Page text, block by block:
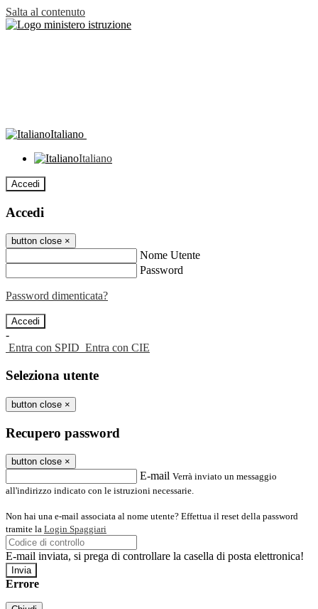
Salta al contenuto
Italiano
Italiano
Accedi
Accedi
button close ×
Nome Utente
Password
Password dimenticata?
-
Entra con SPID Entra con CIE
Seleziona utente
button close ×
Recupero password
button close ×
E-mail Verrà inviato un messaggio
all'indirizzo indicato con le istruzioni necessarie.
Non hai una e-mail associata al nome utente? Effettua il reset della password
tramite la Login Spaggiari
E-mail inviata, si prega di controllare la casella di posta elettronica!
Errore